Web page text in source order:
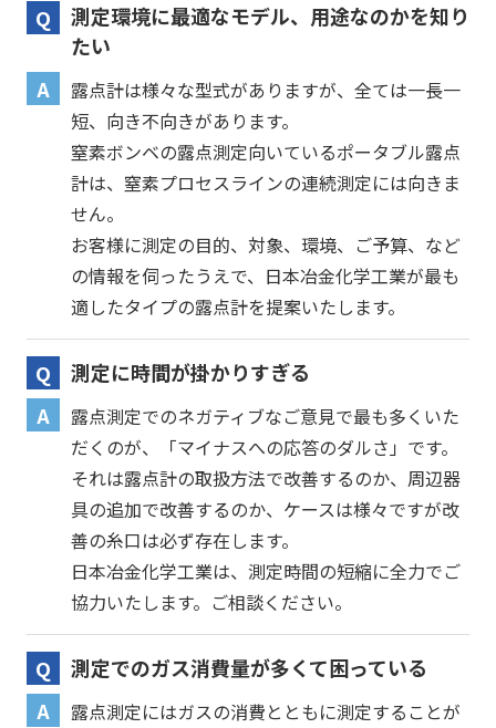
測定環境に最適なモデル、用途なのかを知り
たい
露点計は様々な型式がありますが、全ては一長一
短、向き不向きがあります。
窒素ボンベの露点測定向いているポータブル露点
計は、窒素プロセスラインの連続測定には向きま
せん。
お客様に測定の目的、対象、環境、ご予算、など
の情報を伺ったうえで、日本冶金化学工業が最も
適したタイプの露点計を提案いたします。
測定に時間が掛かりすぎる
露点測定でのネガティブなご意見で最も多くいた
だくのが、「マイナスへの応答のダルさ」です。
それは露点計の取扱方法で改善するのか、周辺器
具の追加で改善するのか、ケースは様々ですが改
善の糸口は必ず存在します。
日本冶金化学工業は、測定時間の短縮に全力でご
協力いたします。ご相談ください。
測定でのガス消費量が多くて困っている
露点測定にはガスの消費とともに測定することが